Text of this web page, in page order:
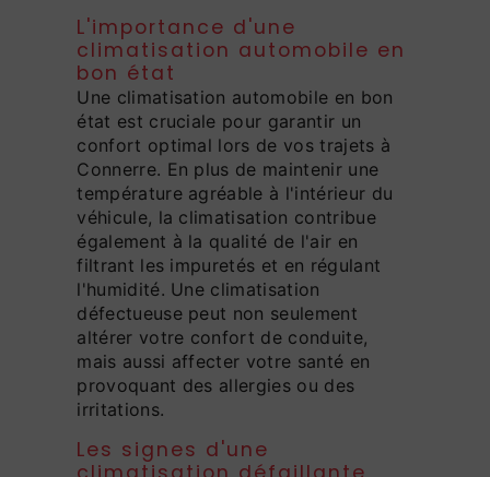
L'importance d'une
climatisation automobile en
bon état
Une climatisation automobile en bon
état est cruciale pour garantir un
confort optimal lors de vos trajets à
Connerre. En plus de maintenir une
température agréable à l'intérieur du
véhicule, la climatisation contribue
également à la qualité de l'air en
filtrant les impuretés et en régulant
l'humidité. Une climatisation
défectueuse peut non seulement
altérer votre confort de conduite,
mais aussi affecter votre santé en
provoquant des allergies ou des
irritations.
Les signes d'une